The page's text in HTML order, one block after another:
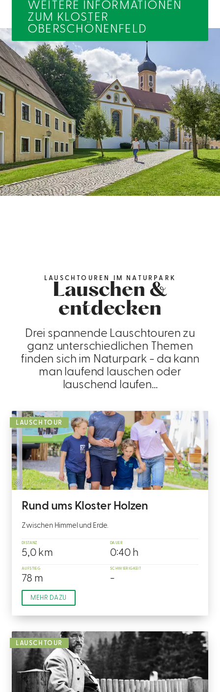
WEITERE INFORMATIONEN
ZUM KLOSTER
OBERSCHÖNENFELD
©
LAUSCHTOUREN IM NATURPARK
Lauschen &
entdecken
Drei spannende Lauschtouren zu
ganz unterschiedlichen Themen
finden sich im Naturpark - da kann
man laufend lauschen oder
lauschend laufen...
LAUSCHTOUR
©
Rund ums Kloster Holzen
Zwischen Himmel und Erde.
DISTANZ
5,0 km
DAUER
0:40 h
AUFSTIEG
78 m
SCHWIERIGKEIT
-
MEHR DAZU
LAUSCHTOUR